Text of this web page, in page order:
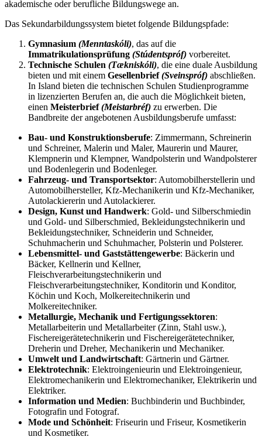
akademische oder berufliche Bildungswege an.
Das Sekundarbildungssystem bietet folgende Bildungspfade:
Gymnasium (Menntaskóli), das auf die
Immatrikulationsprüfung (Stúdentspróf) vorbereitet.
Technische Schulen (Tækniskóli), die eine duale Ausbildung
bieten und mit einem Gesellenbrief(Sveinspróf) abschließen.
In Island bieten die technischen Schulen Studienprogramme
in lizenzierten Berufen an, die auch die Möglichkeit bieten,
einen Meisterbrief(Meistarbréf) zu erwerben. Die
Bandbreite der angebotenen Ausbildungsberufe umfasst:
Bau- und Konstruktionsberufe: Zimmermann, Schreinerin
und Schreiner, Malerin und Maler, Maurerin und Maurer,
Klempnerin und Klempner, Wandpolsterin und Wandpolsterer
und Bodenlegerin und Bodenleger.
Fahrzeug- und Transportsektor: Automobilherstellerin und
Automobilhersteller, Kfz-Mechanikerin und Kfz-Mechaniker,
Autolackiererin und Autolackierer.
Design, Kunst und Handwerk: Gold- und Silberschmiedin
und Gold- und Silberschmied, Bekleidungstechnikerin und
Bekleidungstechniker, Schneiderin und Schneider,
Schuhmacherin und Schuhmacher, Polsterin und Polsterer.
Lebensmittel- und Gaststättengewerbe: Bäckerin und
Bäcker, Kellnerin und Kellner,
Fleischverarbeitungstechnikerin und
Fleischverarbeitungstechniker, Konditorin und Konditor,
Köchin und Koch, Molkereitechnikerin und
Molkereitechniker.
Metallurgie, Mechanik und Fertigungssektoren:
Metallarbeiterin und Metallarbeiter (Zinn, Stahl usw.),
Fischereigerätetechnikerin und Fischereigerätetechniker,
Dreherin und Dreher, Mechanikerin und Mechaniker.
Umwelt und Landwirtschaft: Gärtnerin und Gärtner.
Elektrotechnik: Elektroingenieurin und Elektroingenieur,
Elektromechanikerin und Elektromechaniker, Elektrikerin und
Elektriker.
Information und Medien: Buchbinderin und Buchbinder,
Fotografin und Fotograf.
Mode und Schönheit: Friseurin und Friseur, Kosmetikerin
und Kosmetiker.